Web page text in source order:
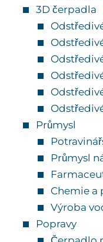
3D čerpadla
Průmysl
Průmysl
Chemie a
Výroba
Popravy